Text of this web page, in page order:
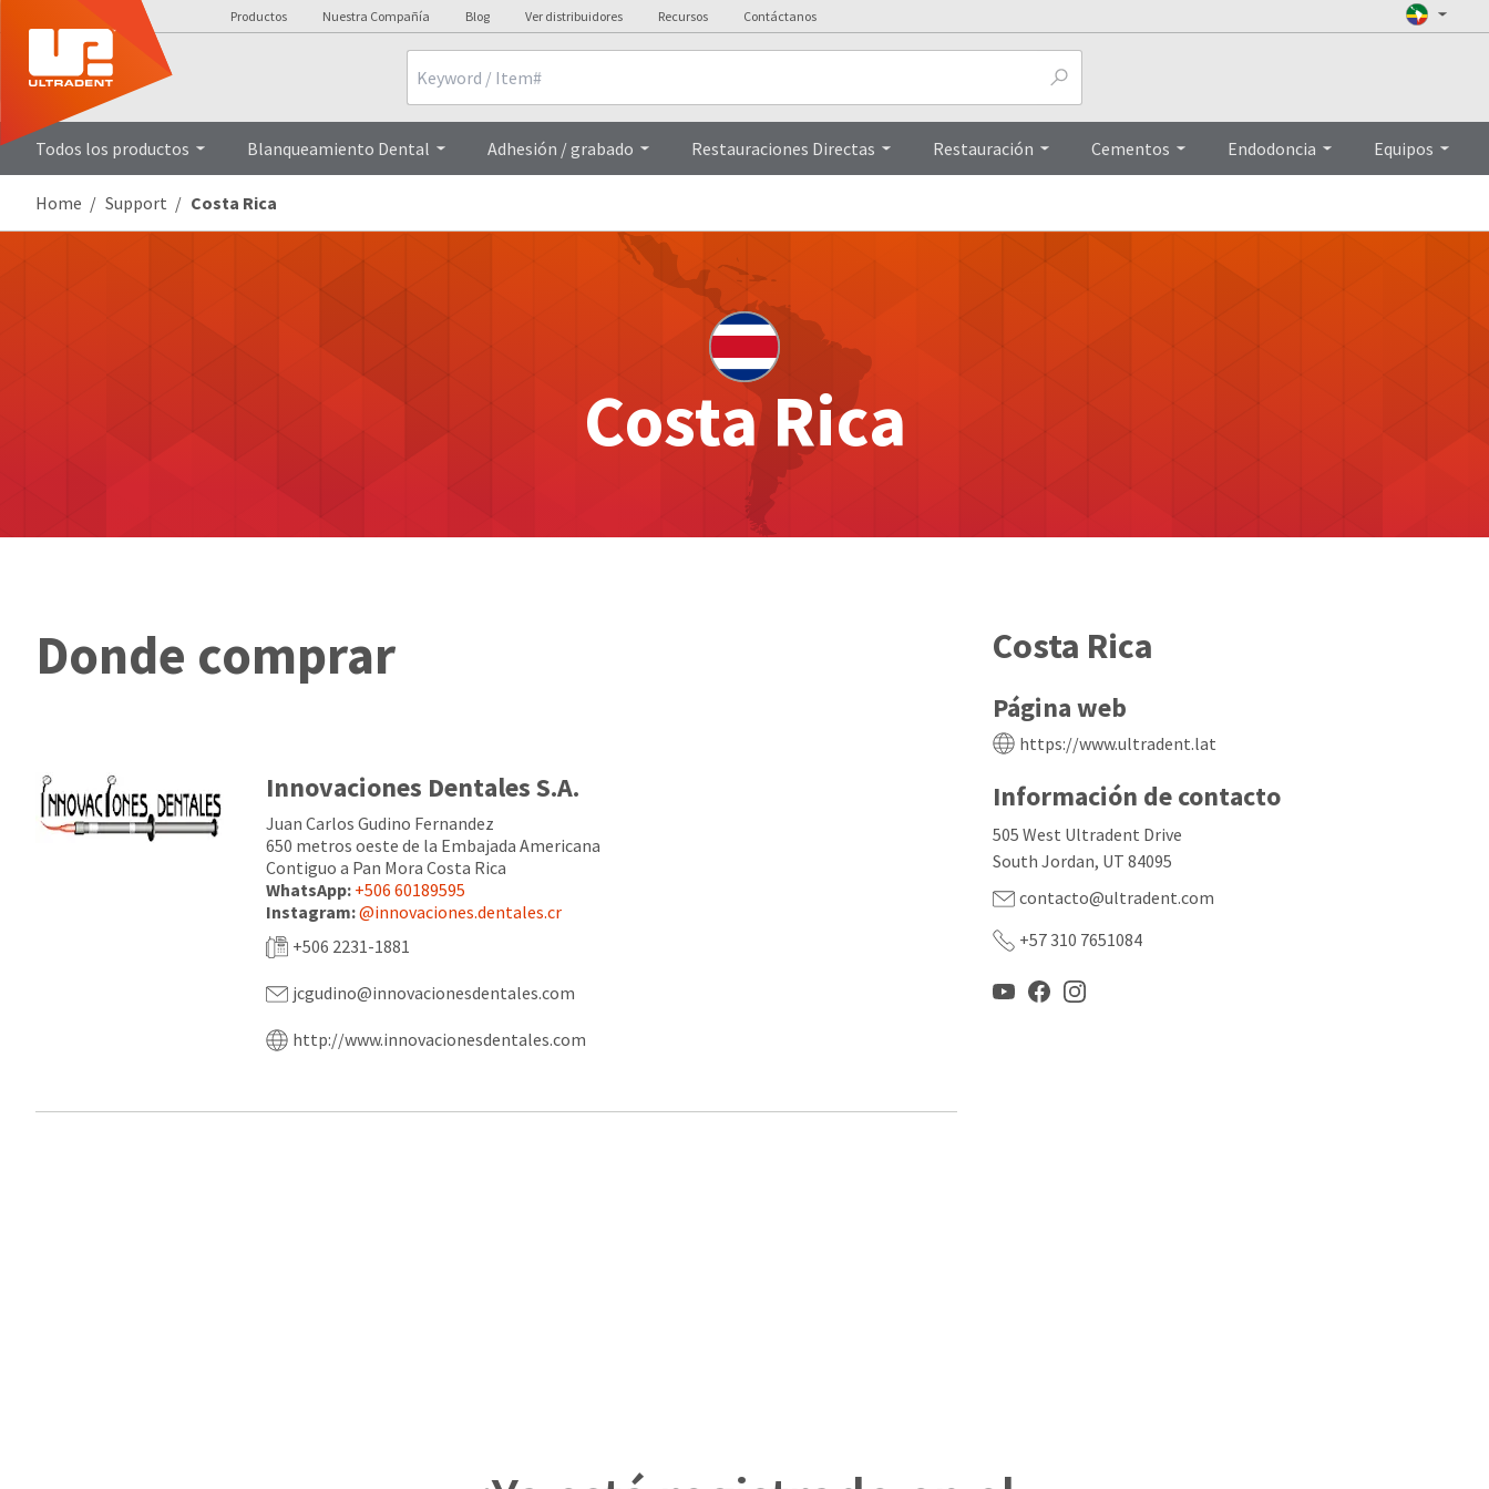
Productos Nuestra Compañía Blog Ver distribuidores Recursos Contáctanos
Todos los productos Blanqueamiento Dental Adhesión / grabado Restauraciones Directas Restauración Cementos Endodoncia Equipos
Home Support Costa Rica
Costa Rica
Costa Rica
Página web
https://www.ultradent.lat
Información de contacto
505 West Ultradent Drive
South Jordan, UT 84095
contacto@ultradent.com
+57 310 7651084
Donde comprar
Innovaciones Dentales S.A.
Juan Carlos Gudino Fernandez
650 metros oeste de la Embajada Americana
Contiguo a Pan Mora Costa Rica
WhatsApp: +506 60189595
Instagram:@innovaciones.dentales.cr
+506 2231-1881
jcgudino@innovacionesdentales.com
http://www.innovacionesdentales.com